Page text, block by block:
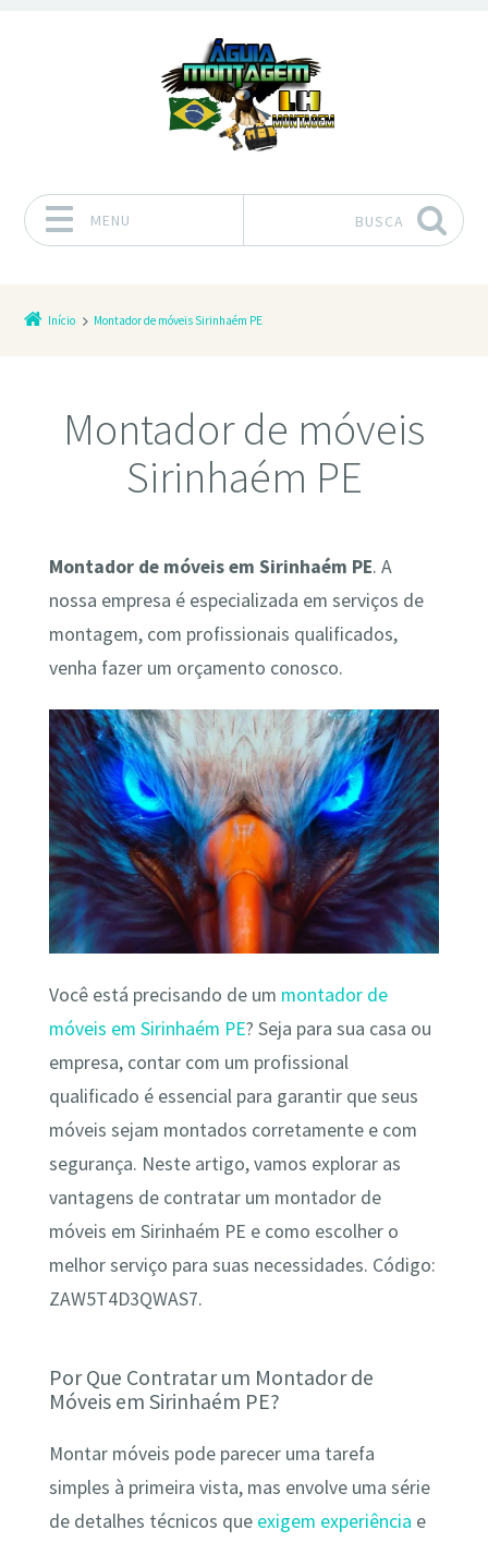
MENU BUSCA
Início Montador de móveis Sirinhaém PE
Montador de móveis
Sirinhaém PE
Montador de móveis em Sirinhaém PE. A
nossa empresa é especializada em serviços de
montagem, com profissionais qualificados,
venha fazer um orçamento conosco.
Você está precisando de um montador de
móveis em Sirinhaém PE? Seja para sua casa ou
empresa, contar com um profissional
qualificado é essencial para garantir que seus
móveis sejam montados corretamente e com
segurança. Neste artigo, vamos explorar as
vantagens de contratar um montador de
móveis em Sirinhaém PE e como escolher o
melhor serviço para suas necessidades. Código:
ZAW5T4D3QWAS7.
Por Que Contratar um Montador de
Móveis em Sirinhaém PE?
Montar móveis pode parecer uma tarefa
simples à primeira vista, mas envolve uma série
de detalhes técnicos que exigem experiência e